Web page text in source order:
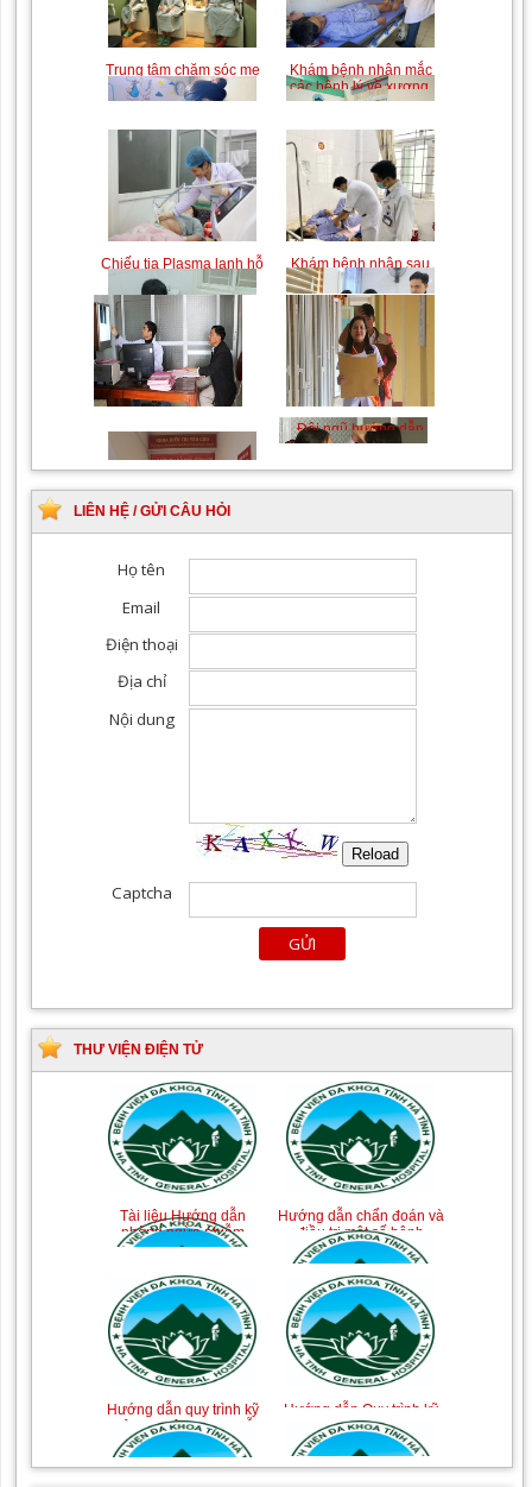
Trung tâm chăm sóc mẹ
bầu và sau sinh
Khám bệnh nhân mắc
các bệnh lý về xương,
khớp
Chiếu tia Plasma lạnh hỗ
trợ điều trị vết thương
Khám bệnh nhân sau
phẫu thuật
Khám Ngoại khoa
Đội ngũ hướng dẫn
chuyên nghiệp, tận tình
LIÊN HỆ / GỬI CÂU HỎI
THƯ VIỆN ĐIỆN TỬ
Tài liệu Hướng dẫn
phòng ngừa nhiễm
khuẩn vết mổ
Hướng dẫn chẩn đoán và
điều trị một số bệnh
truyền nhiễm
Hướng dẫn quy trình kỹ
thuật Chuyên khoa Phẫu
thuật Tiết niệu
Hướng dẫn Quy trình kỹ
thuật Nhi khoa